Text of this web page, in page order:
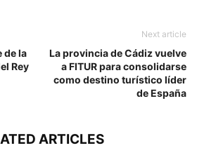
de la
Rey
Next article
La provincia de Cádiz vuelve
a FITUR para consolidarse
como destino turístico líder
de España
ARTICLES